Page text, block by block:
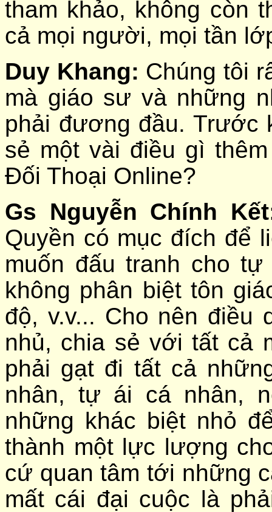
tham khảo, không còn
cả mọi người, mọi tần
Duy Khang: Chúng tôi
mà giáo sư và những
phải đương đầu. Trước
sẻ một vài điều gì
Đối Thoại Online?
Gs Nguyễn Chính
Quyền có mục đích để
muốn đấu tranh cho
không phân biệt tôn
độ, v.v... Cho nên điều
nhủ, chia sẻ với tất cả
phải gạt đi tất cả
nhân, tự ái cá nhân,
những khác biệt nhỏ
thành một lực lượng
cứ quan tâm tới những
mất cái đại cuộc là